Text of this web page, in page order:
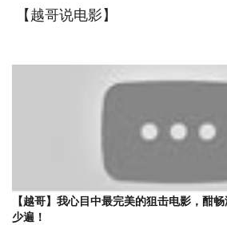
【越哥说电影】
【越哥】我心目中最完美的狙击电影，酣
少遍！